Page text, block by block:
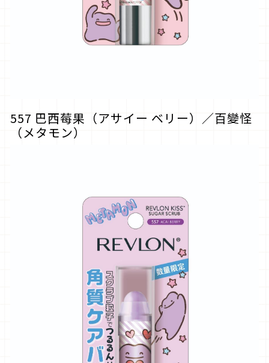
557 巴西莓果（アサイー ベリー）／百變怪
（メタモン）